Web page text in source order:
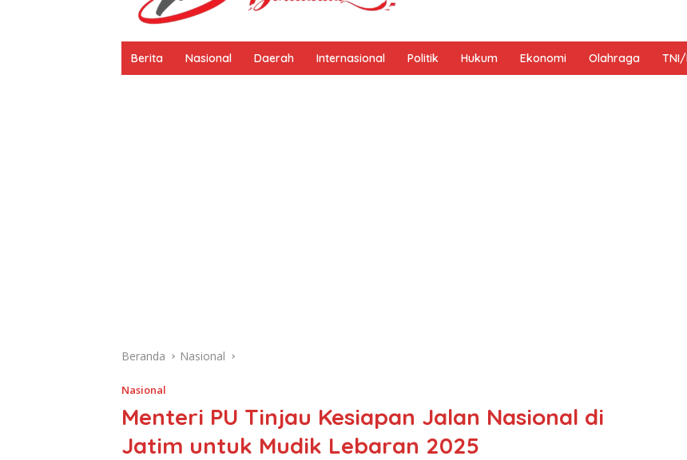
Berita Nasional Daerah Internasional Politik Hukum Ekonomi Olahraga TNI/
Beranda Nasional
Nasional
Menteri PU Tinjau Kesiapan Jalan Nasional di
Jatim untuk Mudik Lebaran 2025